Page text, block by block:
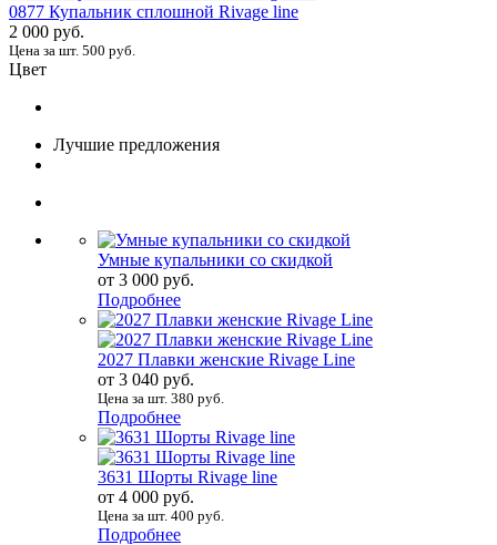
0877 Купальник сплошной Rivage line
2 000 руб.
Цена за шт. 500 руб.
Цвет
Лучшие предложения
Умные купальники со скидкой
от 3 000 руб.
Подробнее
2027 Плавки женские Rivage Line
от 3 040 руб.
Цена за шт. 380 руб.
Подробнее
3631 Шорты Rivage line
от 4 000 руб.
Цена за шт. 400 руб.
Подробнее